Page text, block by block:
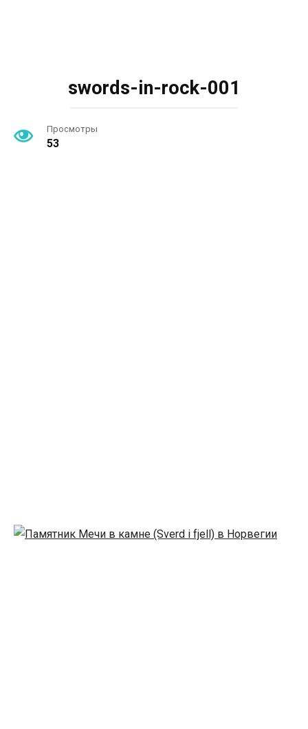
swords-in-rock-001
Просмотры
53